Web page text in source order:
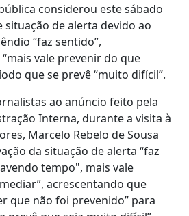
considerou este sábado
situação de alerta devido ao
“faz sentido”,
vale prevenir do que
que se prevê “muito difícil”.
ao anúncio feito pela
Interna, durante a visita à
Marcelo Rebelo de Sousa
da situação de alerta “faz
tempo", mais vale
acrescentando que
que não foi prevenido” para